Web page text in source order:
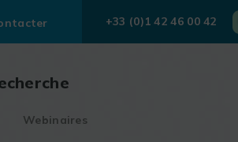
+33 (0)1 42 46 00 42
Webinaires